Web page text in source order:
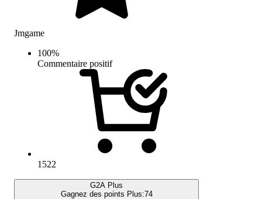
Jmgame
100%
Commentaire positif
1522
G2A Plus
Gagnez des points Plus:74